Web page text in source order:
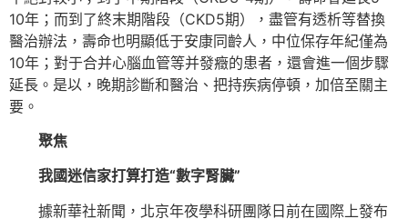
10年；而到了終末期階段（CKD5期），盡管有透析等替換
醫治辦法，壽命也明顯低于安康同齡人，中位保存年紀僅為
10年；對于合并心腦血管等并發癥的患者，還會進一個步驟
延長。是以，晚期診斷和醫治、把持疾病停頓，加倍至關主
要。
聚焦
我國迷信家打算打造“數字腎臟”
據新華社新聞，北京年夜學科研團隊日前在國際上發布